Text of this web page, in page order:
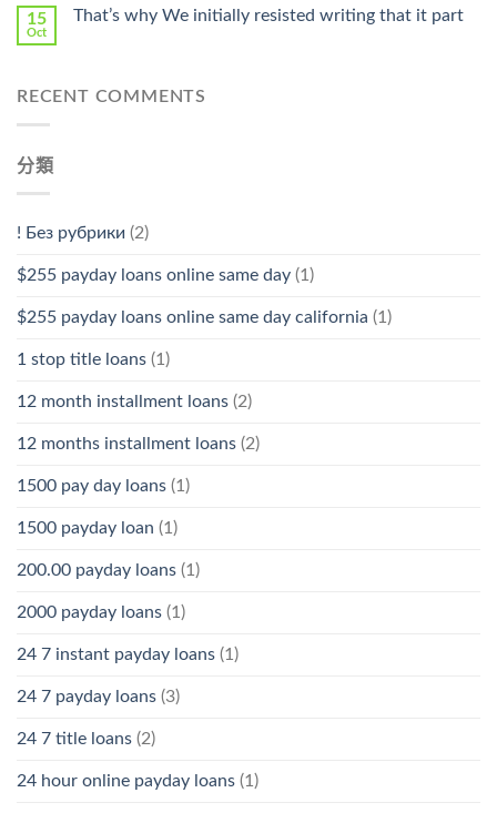
15
Oct
That’s why We initially resisted writing that it part
RECENT COMMENTS
分類
! Без рубрики (2)
$255 payday loans online same day (1)
$255 payday loans online same day california (1)
1 stop title loans (1)
12 month installment loans (2)
12 months installment loans (2)
1500 pay day loans (1)
1500 payday loan (1)
200.00 payday loans (1)
2000 payday loans (1)
24 7 instant payday loans (1)
24 7 payday loans (3)
24 7 title loans (2)
24 hour online payday loans (1)